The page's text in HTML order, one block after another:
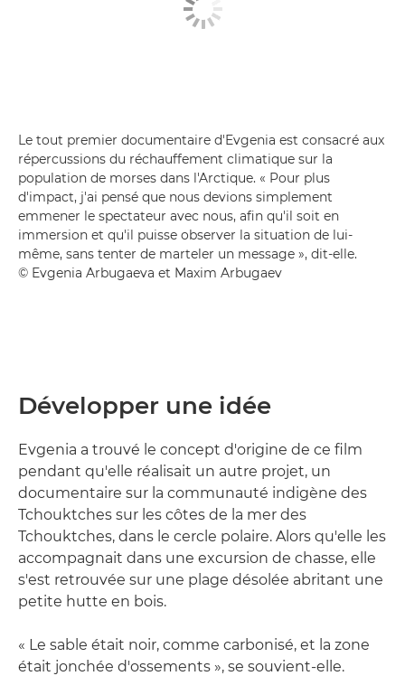
Le tout premier documentaire d'Evgenia est consacré aux
répercussions du réchauffement climatique sur la
population de morses dans l'Arctique. « Pour plus
d'impact, j'ai pensé que nous devions simplement
emmener le spectateur avec nous, afin qu'il soit en
immersion et qu'il puisse observer la situation de lui-
même, sans tenter de marteler un message », dit-elle.
© Evgenia Arbugaeva et Maxim Arbugaev
Développer une idée
Evgenia a trouvé le concept d'origine de ce film
pendant qu'elle réalisait un autre projet, un
documentaire sur la communauté indigène des
Tchouktches sur les côtes de la mer des
Tchouktches, dans le cercle polaire. Alors qu'elle les
accompagnait dans une excursion de chasse, elle
s'est retrouvée sur une plage désolée abritant une
petite hutte en bois.
« Le sable était noir, comme carbonisé, et la zone
était jonchée d'ossements », se souvient-elle.